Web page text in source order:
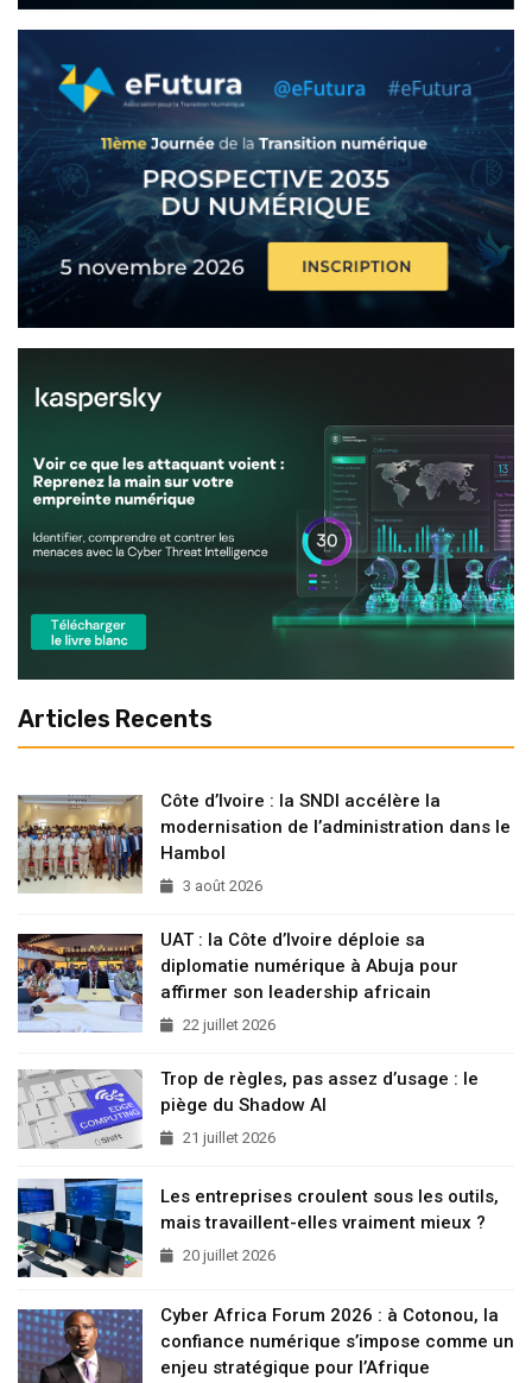
Articles Recents
Côte d’Ivoire : la SNDI accélère la
modernisation de l’administration dans le
Hambol
3 août 2026
UAT : la Côte d’Ivoire déploie sa
diplomatie numérique à Abuja pour
affirmer son leadership africain
22 juillet 2026
Trop de règles, pas assez d’usage : le
piège du Shadow AI
21 juillet 2026
Les entreprises croulent sous les outils,
mais travaillent-elles vraiment mieux ?
20 juillet 2026
Cyber Africa Forum 2026 : à Cotonou, la
confiance numérique s’impose comme un
enjeu stratégique pour l’Afrique